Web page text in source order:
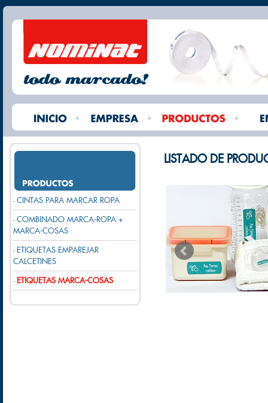
- CINTAS PARA MARCAR ROPA
- COMBINADO MARCA-ROPA +
MARCA-COSAS
- ETIQUETAS EMPAREJAR
CALCETINES
- ETIQUETAS MARCA-COSAS
LISTADO DE